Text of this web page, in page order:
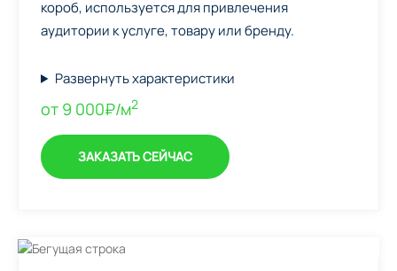
короб, используется для привлечения
аудитории к услуге, товару или бренду.
Развернуть характеристики
от 9 000₽/м2
ЗАКАЗАТЬ СЕЙЧАС